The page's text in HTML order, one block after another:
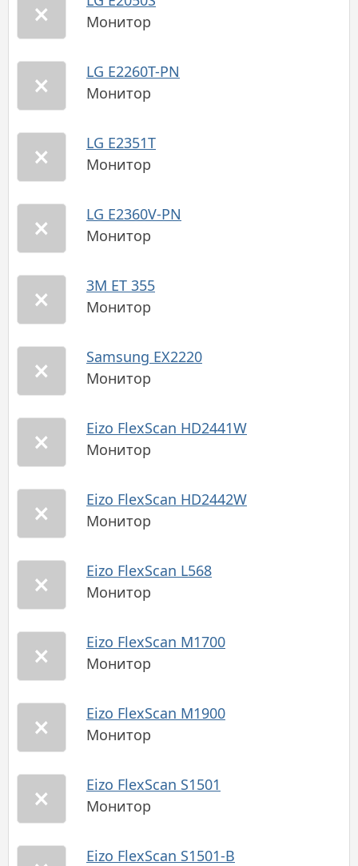
Монитор
LG E2260T-PN
Монитор
LG E2351T
Монитор
LG E2360V-PN
Монитор
3M ET 355
Монитор
Samsung EX2220
Монитор
Eizo FlexScan HD2441W
Монитор
Eizo FlexScan HD2442W
Монитор
Eizo FlexScan L568
Монитор
Eizo FlexScan M1700
Монитор
Eizo FlexScan M1900
Монитор
Eizo FlexScan S1501
Монитор
Eizo FlexScan S1501-B